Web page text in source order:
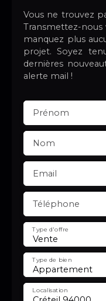
Vous ne trouvez
Transmettez-nous
manquez plus
projet. Soyez
dernières
alerte mail !
Prénom
Nom
Email
Téléphone
Vente
Type d'offre
Appartement
Type de bien
Localisation